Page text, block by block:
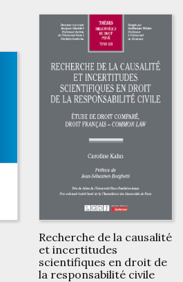
Recherche de la causalité
et incertitudes
scientifiques en droit de
la responsabilité civile